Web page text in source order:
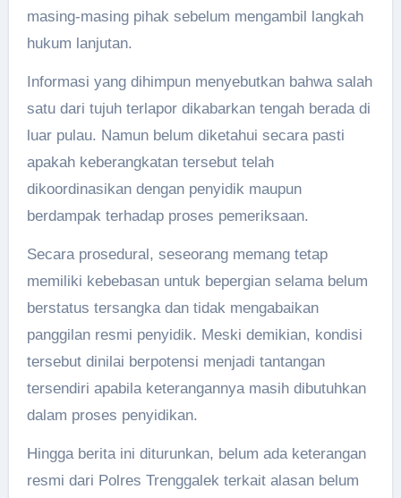
masing-masing pihak sebelum mengambil langkah
hukum lanjutan.
Informasi yang dihimpun menyebutkan bahwa salah
satu dari tujuh terlapor dikabarkan tengah berada di
luar pulau. Namun belum diketahui secara pasti
apakah keberangkatan tersebut telah
dikoordinasikan dengan penyidik maupun
berdampak terhadap proses pemeriksaan.
Secara prosedural, seseorang memang tetap
memiliki kebebasan untuk bepergian selama belum
berstatus tersangka dan tidak mengabaikan
panggilan resmi penyidik. Meski demikian, kondisi
tersebut dinilai berpotensi menjadi tantangan
tersendiri apabila keterangannya masih dibutuhkan
dalam proses penyidikan.
Hingga berita ini diturunkan, belum ada keterangan
resmi dari Polres Trenggalek terkait alasan belum